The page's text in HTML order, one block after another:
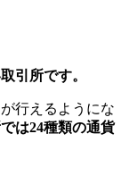
引所です。
行えるようにな
は24種類の通貨